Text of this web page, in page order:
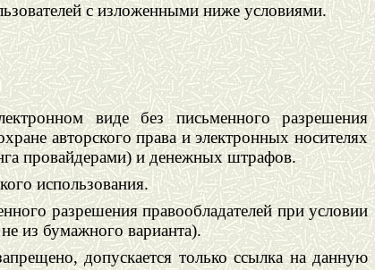
с изложенными ниже условиями.
виде без письменного разрешения
авторского права и электронных носителях
провайдерами) и денежных штрафов.
использования.
разрешения правообладателей при условии
из бумажного варианта).
допускается только ссылка на данную